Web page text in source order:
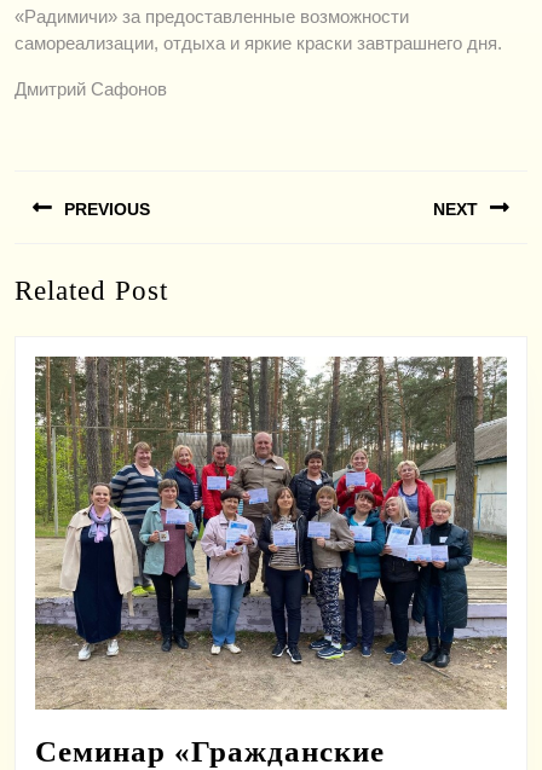
«Радимичи» за предоставленные возможности
самореализации, отдыха и яркие краски завтрашнего дня.
Дмитрий Сафонов
по
PREVIOUS
post:
NEXT
Related Post
Семинар «Гражданские